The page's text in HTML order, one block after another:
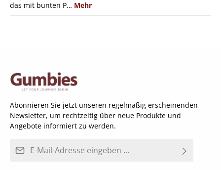
das mit bunten P… Mehr
Abonnieren Sie jetzt unseren regelmäßig erscheinenden
Newsletter, um rechtzeitig über neue Produkte und
Angebote informiert zu werden.